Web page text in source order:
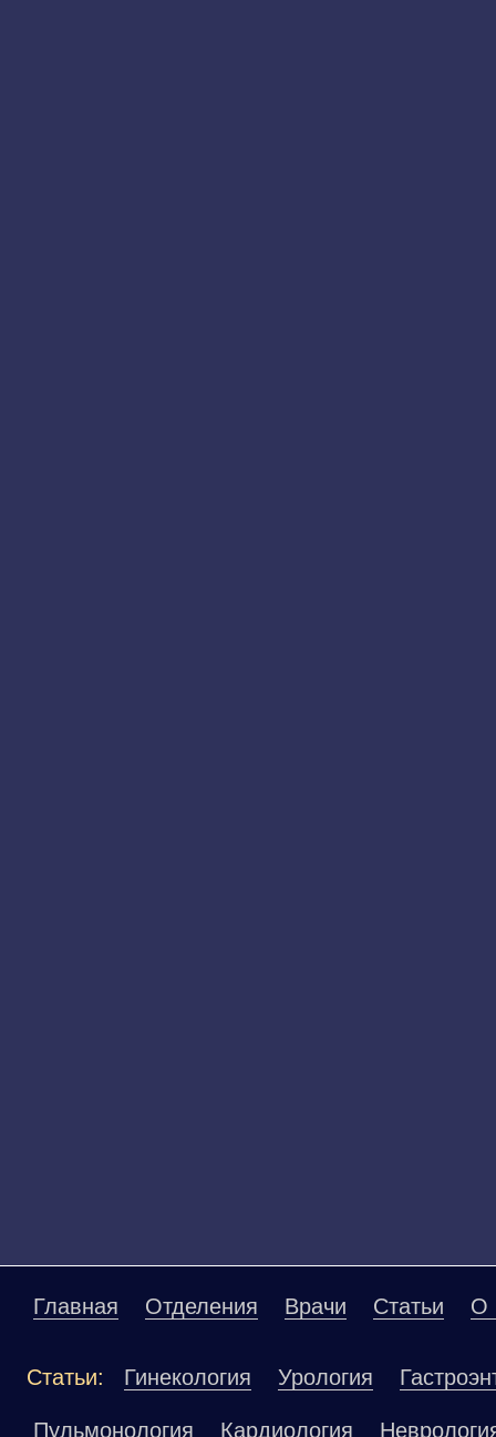
Главная Отделения Врачи Статьи О
Статьи: Гинекология Урология
Пульмонология Кардиология